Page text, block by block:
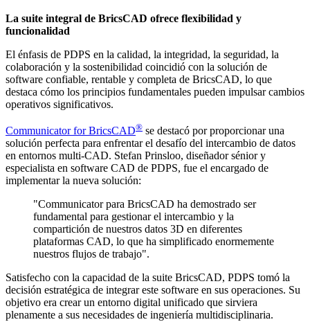
La suite integral de BricsCAD ofrece flexibilidad y
funcionalidad
El énfasis de PDPS en la calidad, la integridad, la seguridad, la
colaboración y la sostenibilidad coincidió con la solución de
software confiable, rentable y completa de BricsCAD, lo que
destaca cómo los principios fundamentales pueden impulsar cambios
operativos significativos.
Communicator for BricsCAD® se destacó por proporcionar una
solución perfecta para enfrentar el desafío del intercambio de datos
en entornos multi-CAD. Stefan Prinsloo, diseñador sénior y
especialista en software CAD de PDPS, fue el encargado de
implementar la nueva solución:
"Communicator para BricsCAD ha demostrado ser
fundamental para gestionar el intercambio y la
compartición de nuestros datos 3D en diferentes
plataformas CAD, lo que ha simplificado enormemente
nuestros flujos de trabajo".
Satisfecho con la capacidad de la suite BricsCAD, PDPS tomó la
decisión estratégica de integrar este software en sus operaciones. Su
objetivo era crear un entorno digital unificado que sirviera
plenamente a sus necesidades de ingeniería multidisciplinaria.